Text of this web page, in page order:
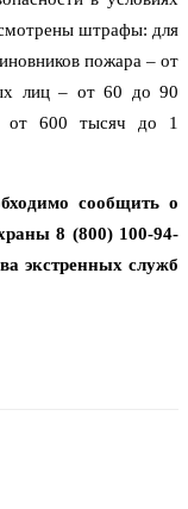
штрафы: для
пожара – от
лиц – от 60 до 90
от 600 тысяч до 1
сообщить о
8 (800) 100-94-
экстренных служб